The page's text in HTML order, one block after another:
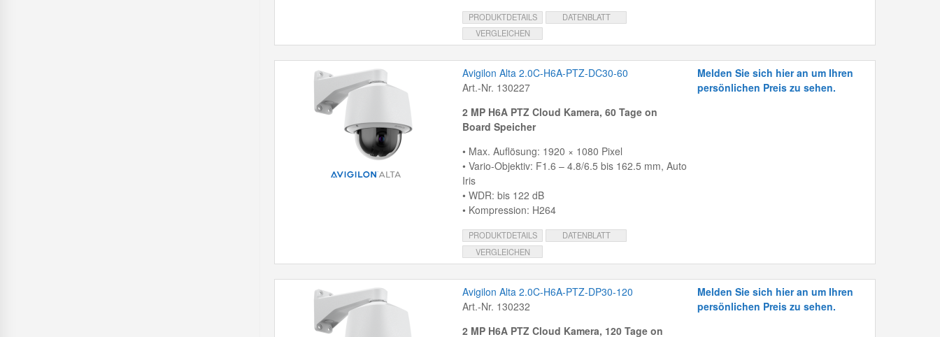
PRODUKTDETAILS
DATENBLATT
VERGLEICHEN
Avigilon Alta 2.0C-H6A-PTZ-DC30-60
Art.-Nr. 130227
2 MP H6A PTZ Cloud Kamera, 60 Tage on
Board Speicher
• Max. Auflösung: 1920 × 1080 Pixel
• Vario-Objektiv: F1.6 – 4.8/6.5 bis 162.5 mm, Auto
Iris
• WDR: bis 122 dB
• Kompression: H264
PRODUKTDETAILS
DATENBLATT
VERGLEICHEN
Melden Sie sich hier an um Ihren
persönlichen Preis zu sehen.
Avigilon Alta 2.0C-H6A-PTZ-DP30-120
Art.-Nr. 130232
2 MP H6A PTZ Cloud Kamera, 120 Tage on
Melden Sie sich hier an um Ihren
persönlichen Preis zu sehen.